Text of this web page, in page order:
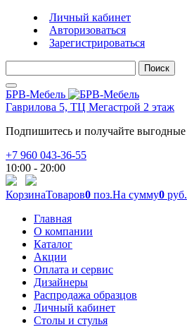
Личный кабинет
Авторизоваться
Зарегистрироваться
Поиск
БРВ-Мебель
Гаврилова 5, ТЦ Мегастрой 2 этаж
Подпишитесь и получайте
+7 960 043-36-55
10:00 - 20:00
КорзинаТоваров0 поз.На сумму0 руб.
Главная
О компании
Каталог
Акции
Оплата и сервис
Дизайнеры
Распродажа образцов
Личный кабинет
Столы и стулья